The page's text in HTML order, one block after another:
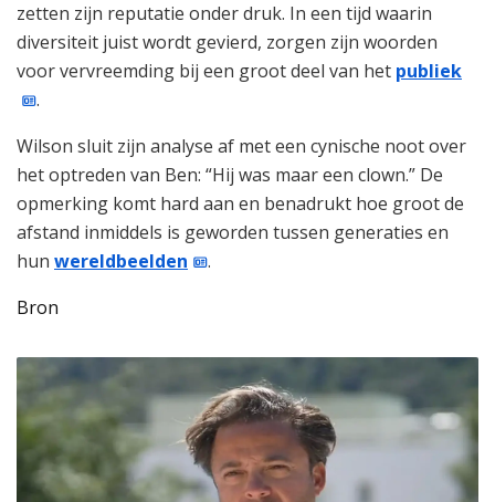
zetten zijn reputatie onder druk. In een tijd waarin
diversiteit juist wordt gevierd, zorgen zijn woorden
voor vervreemding bij een groot deel van het publiek
.
Wilson sluit zijn analyse af met een cynische noot over
het optreden van Ben: “Hij was maar een clown.” De
opmerking komt hard aan en benadrukt hoe groot de
afstand inmiddels is geworden tussen generaties en
hun wereldbeelden
.
Bron